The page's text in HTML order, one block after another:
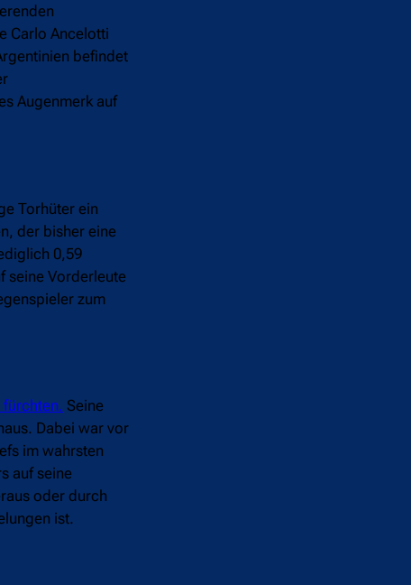
Carlo Ancelotti
befindet
Augenmerk auf
Torhüter ein
der bisher eine
0,59
seine Vorderleute
zum
fürchten. Seine
Dabei war vor
im wahrsten
auf seine
oder durch
ist.